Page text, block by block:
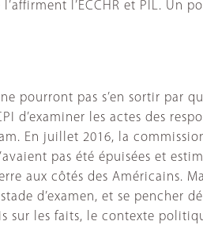
l’ECCHR et PIL. Un
pourront pas s’en sortir par
d’examiner les actes des
En juillet 2016, la
pas été épuisées et
aux côtés des Américains.
d’examen, et se pencher
sur les faits, le contexte